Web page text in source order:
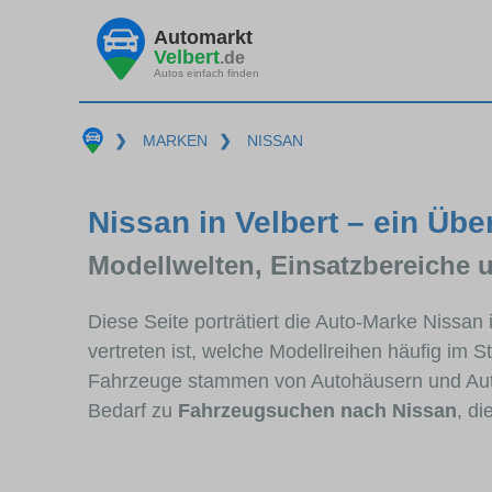
Automarkt
Velbert.de
Autos einfach finden
❯ MARKEN ❯ NISSAN
Nissan in Velbert – ein
Modellwelten, Einsatzbereiche
Diese Seite porträtiert die Auto-Marke
vertreten ist, welche Modellreihen häufig im
Fahrzeuge stammen von Autohäusern und
Bedarf zu Fahrzeugsuchen nach Nissan,